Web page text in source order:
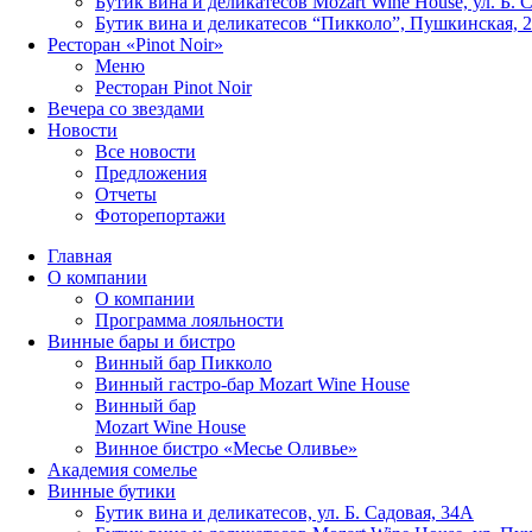
Бутик вина и деликатесов “Пикколо”, Пушкинская,
Ресторан «Pinot Noir»
Меню
Ресторан Pinot Noir
Вечера со звездами
Новости
Все новости
Предложения
Отчеты
Фоторепортажи
Главная
О компании
О компании
Программа лояльности
Винные бары и бистро
Винный бар Пикколо
Винный гастро-бар Mozart Wine House
Винный бар
Mozart Wine House
Винное бистро «Месье Оливье»
Академия сомелье
Винные бутики
Бутик вина и деликатесов, ул. Б. Садовая, 34А